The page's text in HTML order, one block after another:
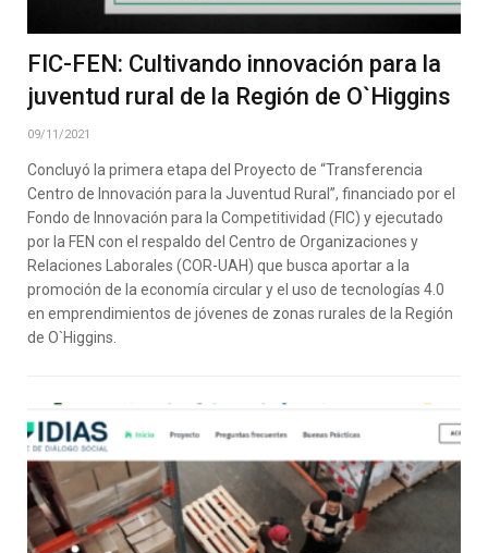
FIC-FEN: Cultivando innovación para la
juventud rural de la Región de O`Higgins
09/11/2021
Concluyó la primera etapa del Proyecto de “Transferencia
Centro de Innovación para la Juventud Rural”, financiado por el
Fondo de Innovación para la Competitividad (FIC) y ejecutado
por la FEN con el respaldo del Centro de Organizaciones y
Relaciones Laborales (COR-UAH) que busca aportar a la
promoción de la economía circular y el uso de tecnologías 4.0
en emprendimientos de jóvenes de zonas rurales de la Región
de O`Higgins.